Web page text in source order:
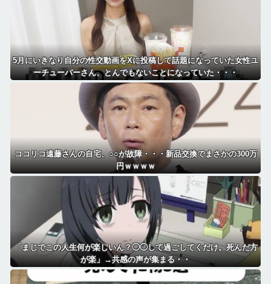
5月にいきなり自分の性交動画をXに投稿して話題になっていた女性ユ
ーチューバーさん、とんでもないことになっていた・・・
ココリコ遠藤さんの自宅、○○が故障・・・新品交換でまさかの300万
円ｗｗｗｗ
「まじでこの人生何が楽しいん？◯◯して過ごしてくだけ。死んだ方
が楽」→共感の声が集まる・・